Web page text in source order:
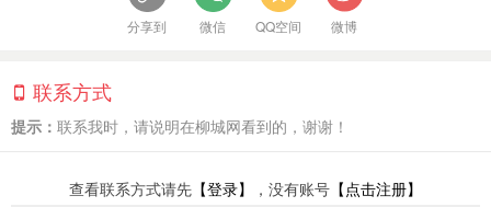
分享到 微信 QQ空间 微博
联系方式
提示： 联系我时，请说明在柳城网看到的，谢谢！
查看联系方式请先 【登录】 ，没有账号 【点击注册】